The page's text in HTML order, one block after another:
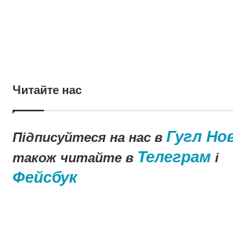
Читайте нас
Підписуйтеся на нас вГугл
також читайте в Телеграм і
Фейсбук